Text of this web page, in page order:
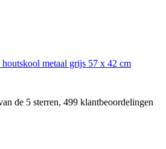
metaal grijs 57 x 42 cm
de 5 sterren, 499 klantbeoordelingen